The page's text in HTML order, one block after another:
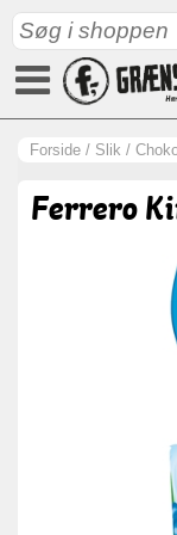
Forside / Slik /
Ferrero